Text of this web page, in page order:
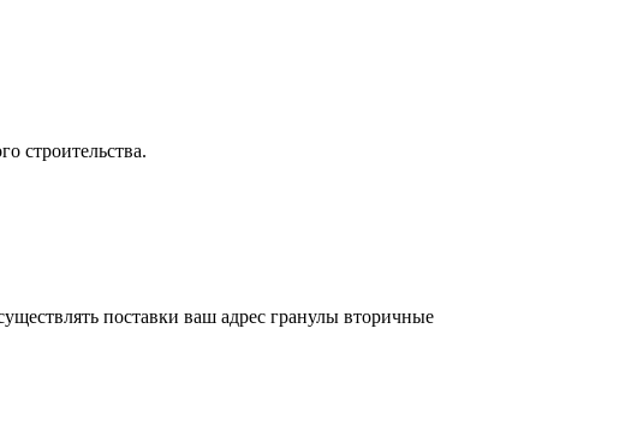
строительства.
поставки ваш адрес гранулы вторичные